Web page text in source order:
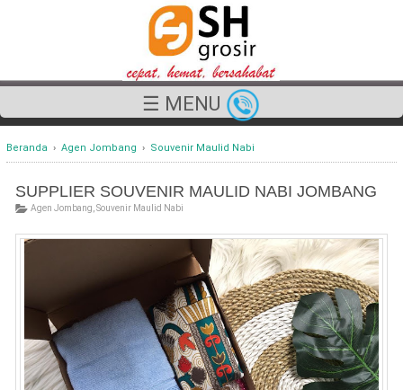
☰ MENU
Beranda › Agen Jombang › Souvenir Maulid Nabi
SUPPLIER SOUVENIR MAULID NABI JOMBANG
Agen Jombang Souvenir Maulid Nabi